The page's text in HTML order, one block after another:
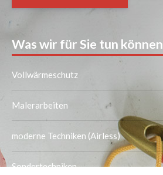
Was wir für Sie tun können
Vollwärmeschutz
Malerarbeiten
moderne Techniken (Airless)
Sondertechniken